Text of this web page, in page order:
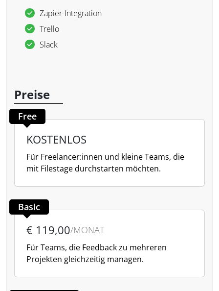
Zapier-Integration
Trello
Slack
Preise
Free
KOSTENLOS
Für Freelancer:innen und kleine Teams, die
mit Filestage durchstarten möchten.
Basic
€ 119,00/MONAT
Für Teams, die Feedback zu mehreren
Projekten gleichzeitig managen.